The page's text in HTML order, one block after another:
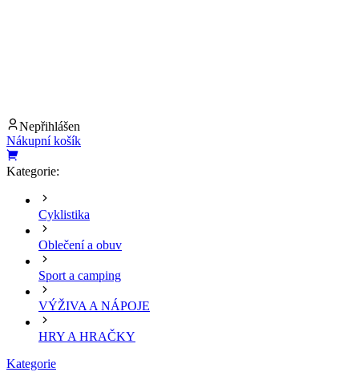
Nepřihlášen
Nákupní košík
Kategorie:
Cyklistika
Oblečení a obuv
Sport a camping
VÝŽIVA A NÁPOJE
HRY A HRAČKY
Kategorie